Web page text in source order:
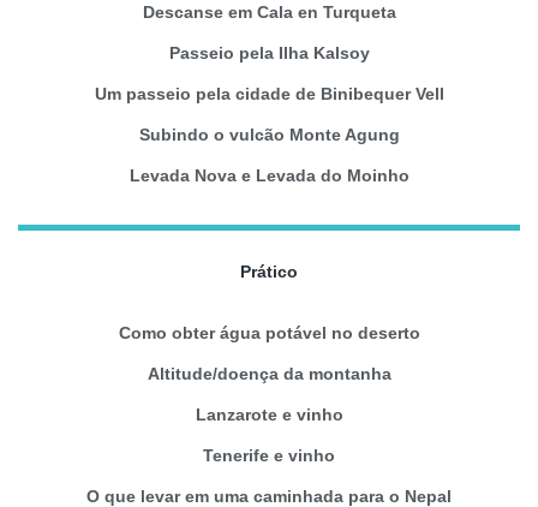
Descanse em Cala en Turqueta
Passeio pela Ilha Kalsoy
Um passeio pela cidade de Binibequer Vell
Subindo o vulcão Monte Agung
Levada Nova e Levada do Moinho
Prático
Como obter água potável no deserto
Altitude/doença da montanha
Lanzarote e vinho
Tenerife e vinho
O que levar em uma caminhada para o Nepal